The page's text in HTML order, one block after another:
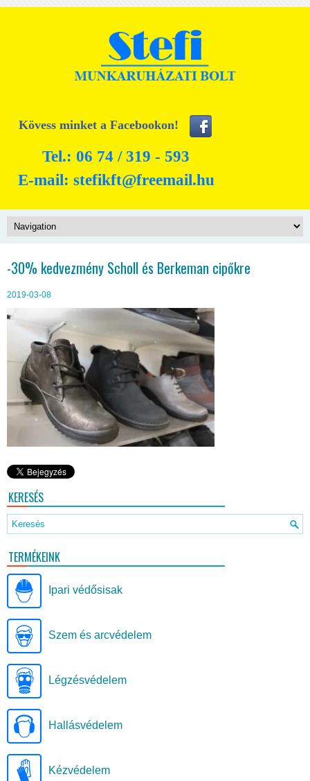
Kövess minket a Facebookon!
Tel.: 06 74 / 319 - 593
E-mail: stefikft@freemail.hu
-30% kedvezmény Scholl és Berkeman cipőkre
2019-03-08
KERESÉS
TERMÉKEINK
Ipari védősisak
Szem és arcvédelem
Légzésvédelem
Hallásvédelem
Kézvédelem